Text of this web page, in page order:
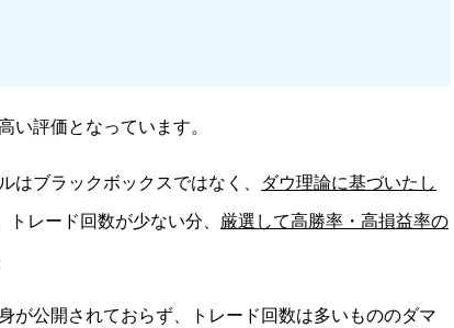
い評価となっています。
はブラックボックスではなく、 ダウ理論に基づいたし
トレード回数が少ない分、 厳選して高勝率・高損益率の
が公開されておらず、トレード回数は多いもののダマ